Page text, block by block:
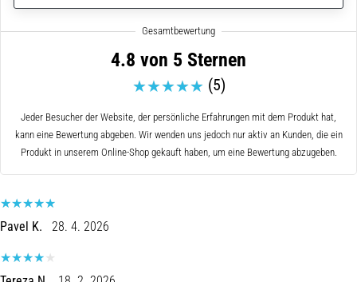
5. 8. 2026
häufigsten
Ursachen
für
Knieschmerzen
und
nach
dem
Laufen
4.8 von 5 Sternen
(5)
Jeder Besucher der Website, der persönliche Erfahrungen mit dem Produkt hat,
kann eine Bewertung abgeben. Wir wenden uns jedoch nur aktiv an Kunden, die ein
Produkt in unserem Online-Shop gekauft haben, um eine Bewertung abzugeben.
Pavel K. 28. 4. 2026